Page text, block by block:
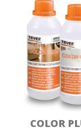
COLOR